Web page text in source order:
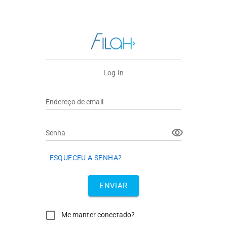
Log In
Endereço de email
Senha
ESQUECEU A SENHA?
ENVIAR
Me manter conectado?